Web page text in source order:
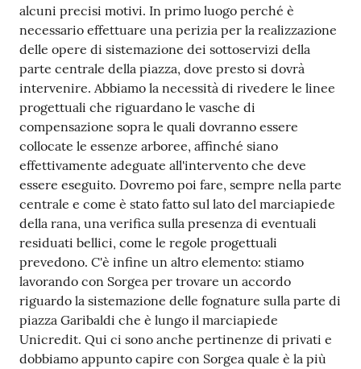
alcuni precisi motivi. In primo luogo perché è
necessario effettuare una perizia per la realizzazione
delle opere di sistemazione dei sottoservizi della
parte centrale della piazza, dove presto si dovrà
intervenire. Abbiamo la necessità di rivedere le linee
progettuali che riguardano le vasche di
compensazione sopra le quali dovranno essere
collocate le essenze arboree, affinché siano
effettivamente adeguate all'intervento che deve
essere eseguito. Dovremo poi fare, sempre nella parte
centrale e come è stato fatto sul lato del marciapiede
della rana, una verifica sulla presenza di eventuali
residuati bellici, come le regole progettuali
prevedono. C'è infine un altro elemento: stiamo
lavorando con Sorgea per trovare un accordo
riguardo la sistemazione delle fognature sulla parte di
piazza Garibaldi che è lungo il marciapiede
Unicredit. Qui ci sono anche pertinenze di privati e
dobbiamo appunto capire con Sorgea quale è la più